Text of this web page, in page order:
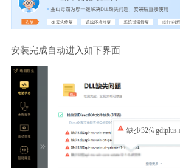
安装完成自动进入如下界面
缺少32位